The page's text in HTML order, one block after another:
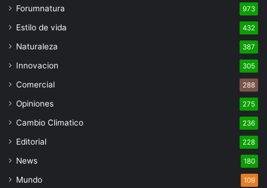
Forumnatura 973
Estilo de vida 432
Naturaleza 387
Innovacion 305
Comercial 288
Opiniones 275
Cambio Climatico 236
Editorial 228
News 180
Mundo 109